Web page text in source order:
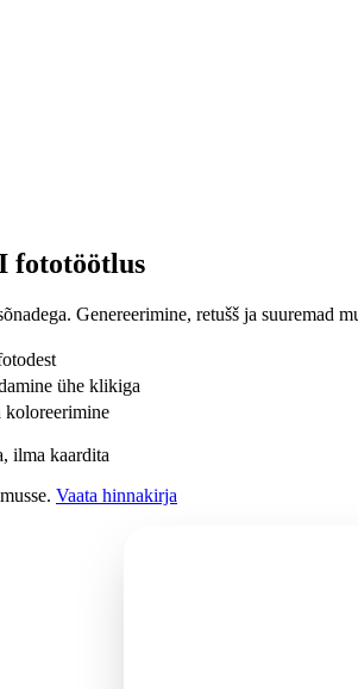
fototöötlus
Genereerimine, retušš ja suuremad
ühe klikiga
koloreerimine
ilma kaardita
Vaata hinnakirja